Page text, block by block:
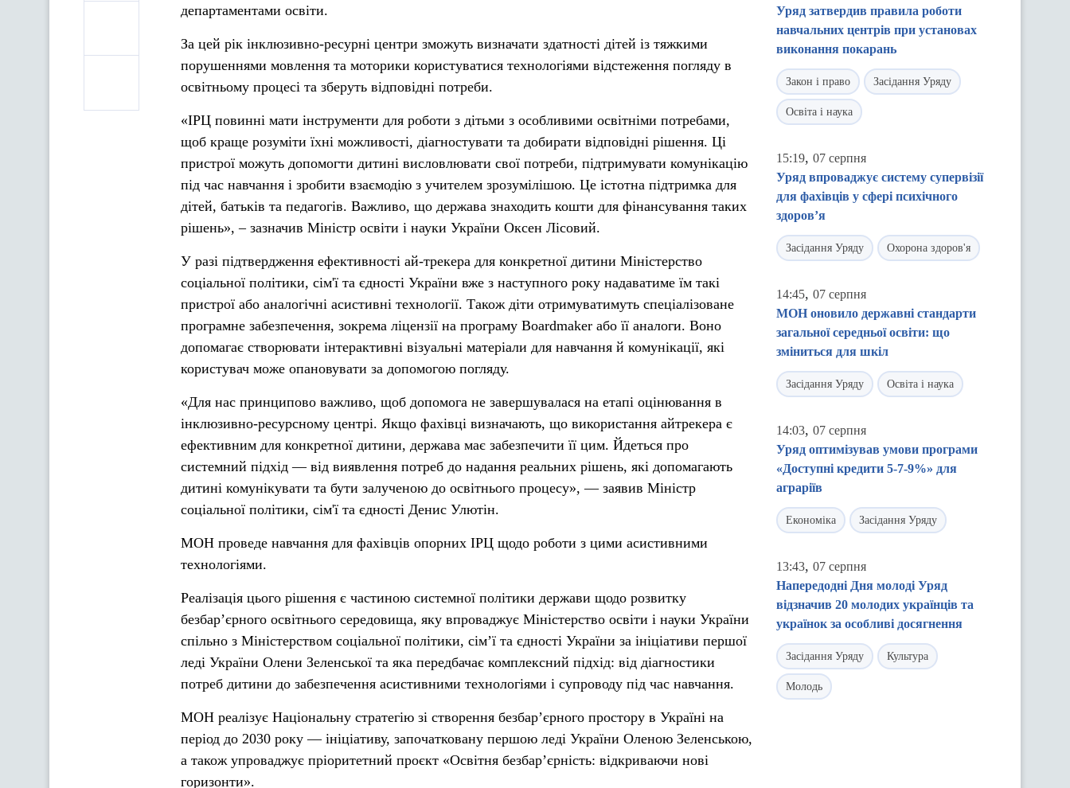
департаментами освіти.
За цей рік інклюзивно-ресурні центри зможуть визначати здатності дітей із тяжкими
порушеннями мовлення та моторики користуватися технологіями відстеження погляду в
освітньому процесі та зберуть відповідні потреби.
«ІРЦ повинні мати інструменти для роботи з дітьми з особливими освітніми потребами,
щоб краще розуміти їхні можливості, діагностувати та добирати відповідні рішення. Ці
пристрої можуть допомогти дитині висловлювати свої потреби, підтримувати комунікацію
під час навчання і зробити взаємодію з учителем зрозумілішою. Це істотна підтримка для
дітей, батьків та педагогів. Важливо, що держава знаходить кошти для фінансування таких
рішень», – зазначив Міністр освіти і науки України Оксен Лісовий.
У разі підтвердження ефективності ай-трекера для конкретної дитини Міністерство
соціальної політики, сім'ї та єдності України вже з наступного року надаватиме їм такі
пристрої або аналогічні асистивні технології. Також діти отримуватимуть спеціалізоване
програмне забезпечення, зокрема ліцензії на програму Boardmaker або її аналоги. Воно
допомагає створювати інтерактивні візуальні матеріали для навчання й комунікації, які
користувач може опановувати за допомогою погляду.
«Для нас принципово важливо, щоб допомога не завершувалася на етапі оцінювання в
інклюзивно-ресурсному центрі. Якщо фахівці визначають, що використання айтрекера є
ефективним для конкретної дитини, держава має забезпечити її цим. Йдеться про
системний підхід — від виявлення потреб до надання реальних рішень, які допомагають
дитині комунікувати та бути залученою до освітнього процесу», — заявив Міністр
соціальної політики, сім'ї та єдності Денис Улютін.
МОН проведе навчання для фахівців опорних ІРЦ щодо роботи з цими асистивними
технологіями.
Реалізація цього рішення є частиною системної політики держави щодо розвитку
безбар’єрного освітнього середовища, яку впроваджує Міністерство освіти і науки України
спільно з Міністерством соціальної політики, сім’ї та єдності України за ініціативи першої
леді України Олени Зеленської та яка передбачає комплексний підхід: від діагностики
потреб дитини до забезпечення асистивними технологіями і супроводу під час навчання.
МОН реалізує Національну стратегію зі створення безбар’єрного простору в Україні на
період до 2030 року — ініціативу, започатковану першою леді України Оленою Зеленською,
а також упроваджує пріоритетний проєкт «Освітня безбар’єрність: відкриваючи нові
горизонти».
Уряд затвердив правила роботи
навчальних центрів при установах
виконання покарань
Закон і право Засідання Уряду
Освіта і наука
15:19, 07 серпня
Уряд впроваджує систему супервізії
для фахівців у сфері психічного
здоров’я
Засідання Уряду Охорона здоров'я
14:45, 07 серпня
МОН оновило державні стандарти
загальної середньої освіти: що
зміниться для шкіл
Засідання Уряду Освіта і наука
14:03, 07 серпня
Уряд оптимізував умови програми
«Доступні кредити 5-7-9%» для
аграріїв
Економіка Засідання Уряду
13:43, 07 серпня
Напередодні Дня молоді Уряд
відзначив 20 молодих українців та
українок за особливі досягнення
Засідання Уряду Культура
Молодь